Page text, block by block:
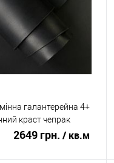
галантерейна 4+
краст чепрак
0098)
2649 грн. / кв.м